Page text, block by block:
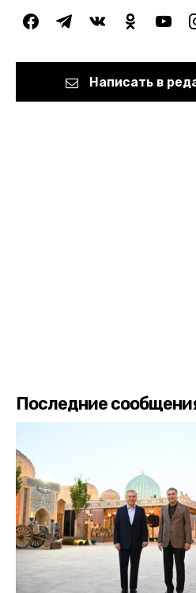
facebooktelegramvkontakteodnoklassniki
youtube
Написать в
Последние